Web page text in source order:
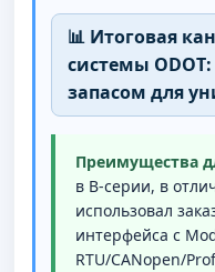
📊 Итоговая
системы ODOT:
запасом для
Преимущества
в B-серии, в
использовал
интерфейса с
RTU/CANopen/